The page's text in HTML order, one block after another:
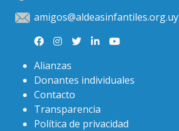
amigos@aldeasinfantiles.org.uy
Alianzas
Donantes individuales
Contacto
Transparencia
Política de privacidad